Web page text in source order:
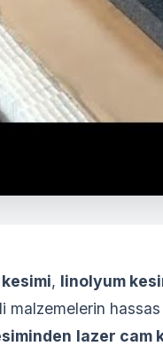
, linolyum
malzemelerin
lazer cam